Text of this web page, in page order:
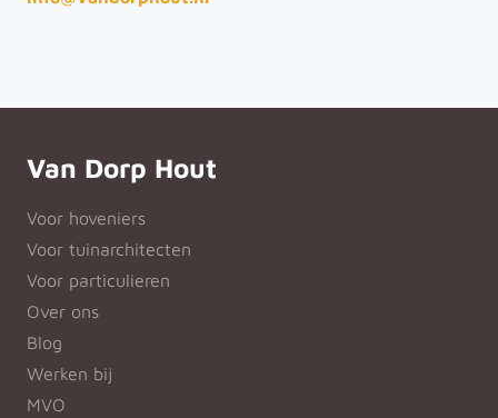
Van Dorp Hout
Voor hoveniers
Voor tuinarchitecten
Voor particulieren
Over ons
Blog
Werken bij
MVO